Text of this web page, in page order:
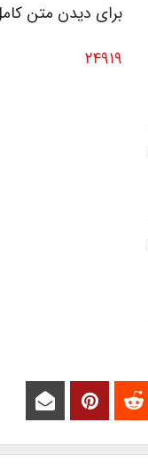
برای دیدن متن
۲۴۹۱۹